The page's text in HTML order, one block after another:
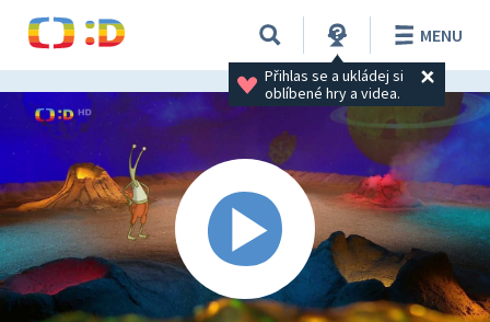
Přihlas se a ukládej si
oblíbené hry a videa.
MENU